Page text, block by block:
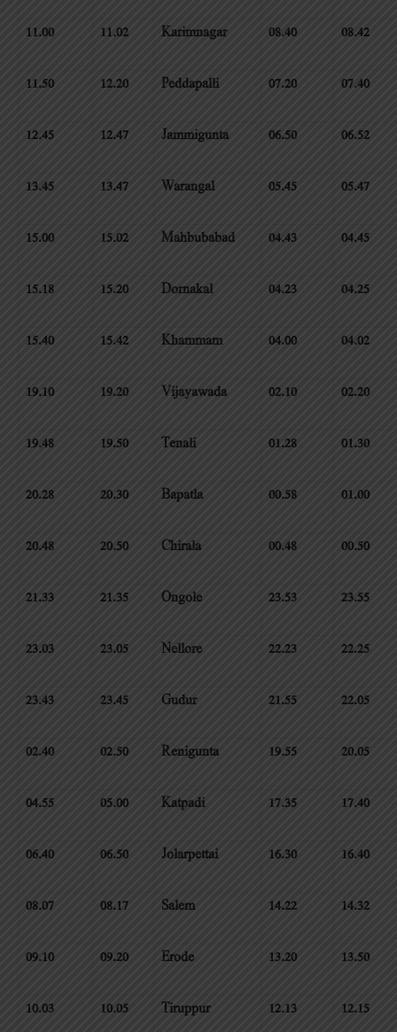
11.00 11.02 Karimnagar 08.40 08.42
11.50 12.20 Peddapalli 07.20 07.40
12.45 12.47 Jammigunta 06.50 06.52
13.45 13.47 Warangal 05.45 05.47
15.00 15.02 Mahbubabad 04.43 04.45
15.18 15.20 Dornakal 04.23 04.25
15.40 15.42 Khammam 04.00 04.02
19.10 19.20 Vijayawada 02.10 02.20
19.48 19.50 Tenali 01.28 01.30
20.28 20.30 Bapatla 00.58 01.00
20.48 20.50 Chirala 00.48 00.50
21.33 21.35 Ongole 23.53 23.55
23.03 23.05 Nellore 22.23 22.25
23.43 23.45 Gudur 21.55 22.05
02.40 02.50 Renigunta 19.55 20.05
04.55 05.00 Katpadi 17.35 17.40
06.40 06.50 Jolarpettai 16.30 16.40
08.07 08.17 Salem 14.22 14.32
09.10 09.20 Erode 13.20 13.50
10.03 10.05 Tiruppur 12.13 12.15